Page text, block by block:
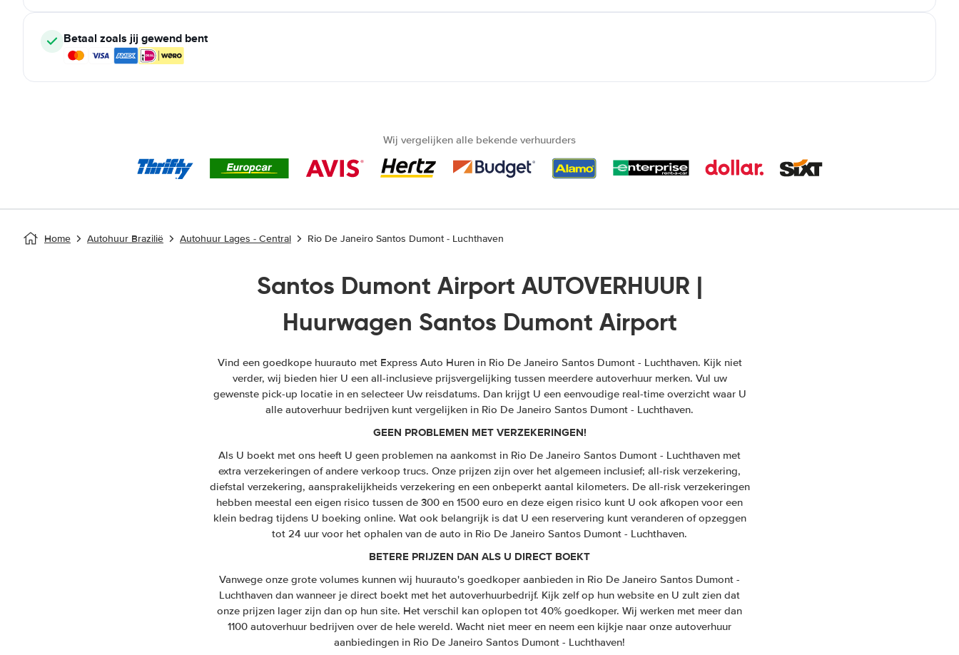
Betaal zoals jij gewend bent
Wij vergelijken alle bekende verhuurders
Home Autohuur Brazilië Autohuur Lages - Central Rio De Janeiro Santos Dumont - Luchthaven
Santos Dumont Airport AUTOVERHUUR |
Huurwagen Santos Dumont Airport
Vind een goedkope huurauto met Express Auto Huren in Rio De Janeiro Santos Dumont - Luchthaven. Kijk niet
verder, wij bieden hier U een all-inclusieve prijsvergelijking tussen meerdere autoverhuur merken. Vul uw
gewenste pick-up locatie in en selecteer Uw reisdatums. Dan krijgt U een eenvoudige real-time overzicht waar U
alle autoverhuur bedrijven kunt vergelijken in Rio De Janeiro Santos Dumont - Luchthaven.
GEEN PROBLEMEN MET VERZEKERINGEN!
Als U boekt met ons heeft U geen problemen na aankomst in Rio De Janeiro Santos Dumont - Luchthaven met
extra verzekeringen of andere verkoop trucs. Onze prijzen zijn over het algemeen inclusief; all-risk verzekering,
diefstal verzekering, aansprakelijkheids verzekering en een onbeperkt aantal kilometers. De all-risk verzekeringen
hebben meestal een eigen risico tussen de 300 en 1500 euro en deze eigen risico kunt U ook afkopen voor een
klein bedrag tijdens U boeking online. Wat ook belangrijk is dat U een reservering kunt veranderen of opzeggen
tot 24 uur voor het ophalen van de auto in Rio De Janeiro Santos Dumont - Luchthaven.
BETERE PRIJZEN DAN ALS U DIRECT BOEKT
Vanwege onze grote volumes kunnen wij huurauto's goedkoper aanbieden in Rio De Janeiro Santos Dumont -
Luchthaven dan wanneer je direct boekt met het autoverhuurbedrijf. Kijk zelf op hun website en U zult zien dat
onze prijzen lager zijn dan op hun site. Het verschil kan oplopen tot 40% goedkoper. Wij werken met meer dan
1100 autoverhuur bedrijven over de hele wereld. Wacht niet meer en neem een kijkje naar onze autoverhuur
aanbiedingen in Rio De Janeiro Santos Dumont - Luchthaven!